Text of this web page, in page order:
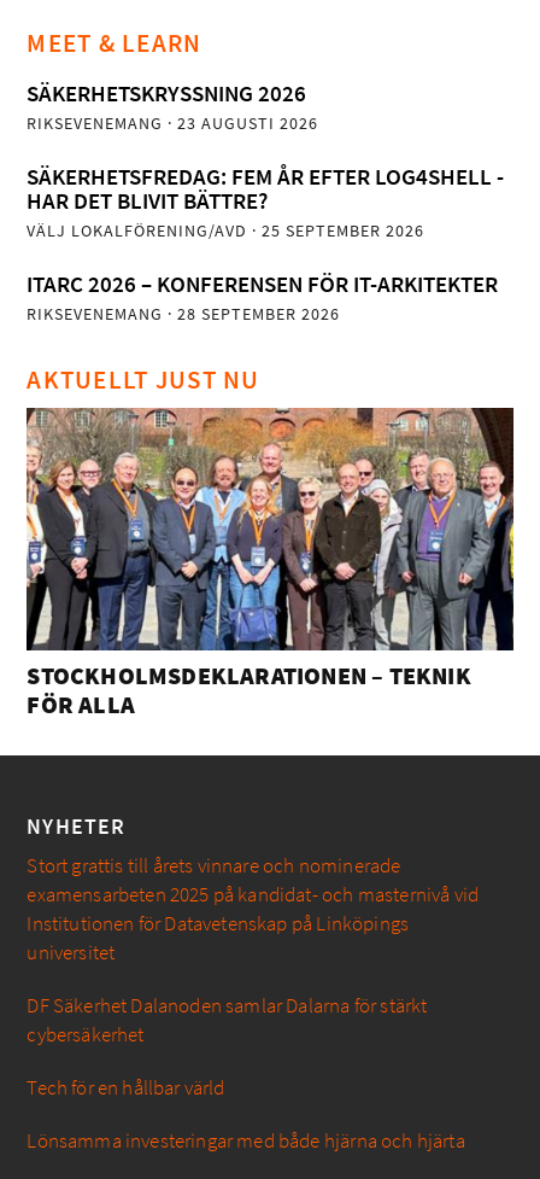
MEET & LEARN
SÄKERHETSKRYSSNING 2026
RIKSEVENEMANG · 23 AUGUSTI 2026
SÄKERHETSFREDAG: FEM ÅR EFTER LOG4SHELL -
HAR DET BLIVIT BÄTTRE?
VÄLJ LOKALFÖRENING/AVD · 25 SEPTEMBER 2026
ITARC 2026 – KONFERENSEN FÖR IT-ARKITEKTER
RIKSEVENEMANG · 28 SEPTEMBER 2026
AKTUELLT JUST NU
STOCKHOLMSDEKLARATIONEN – TEKNIK
FÖR ALLA
NYHETER
Stort grattis till årets vinnare och nominerade
examensarbeten 2025 på kandidat- och masternivå vid
Institutionen för Datavetenskap på Linköpings
universitet
DF Säkerhet Dalanoden samlar Dalarna för stärkt
cybersäkerhet
Tech för en hållbar värld
Lönsamma investeringar med både hjärna och hjärta